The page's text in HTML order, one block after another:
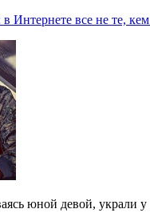
все не те,
юной девой, украли